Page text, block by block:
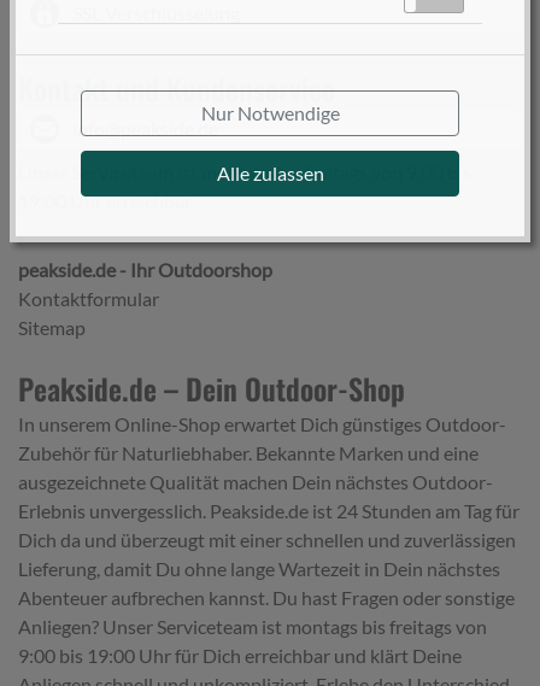
Nur Notwendige
Alle zulassen
Kontakt und Kundenservice
info@peakside.de
Unser Serviceteam ist montags bis freitags von 9:00 bis
19:00 Uhr erreichbar.
peakside.de - Ihr Outdoorshop
Kontaktformular
Sitemap
Peakside.de – Dein Outdoor-Shop
In unserem Online-Shop erwartet Dich günstiges Outdoor-
Zubehör für Naturliebhaber. Bekannte Marken und eine
ausgezeichnete Qualität machen Dein nächstes Outdoor-
Erlebnis unvergesslich. Peakside.de ist 24 Stunden am Tag für
Dich da und überzeugt mit einer schnellen und zuverlässigen
Lieferung, damit Du ohne lange Wartezeit in Dein nächstes
Abenteuer aufbrechen kannst. Du hast Fragen oder sonstige
Anliegen? Unser Serviceteam ist montags bis freitags von
9:00 bis 19:00 Uhr für Dich erreichbar und klärt Deine